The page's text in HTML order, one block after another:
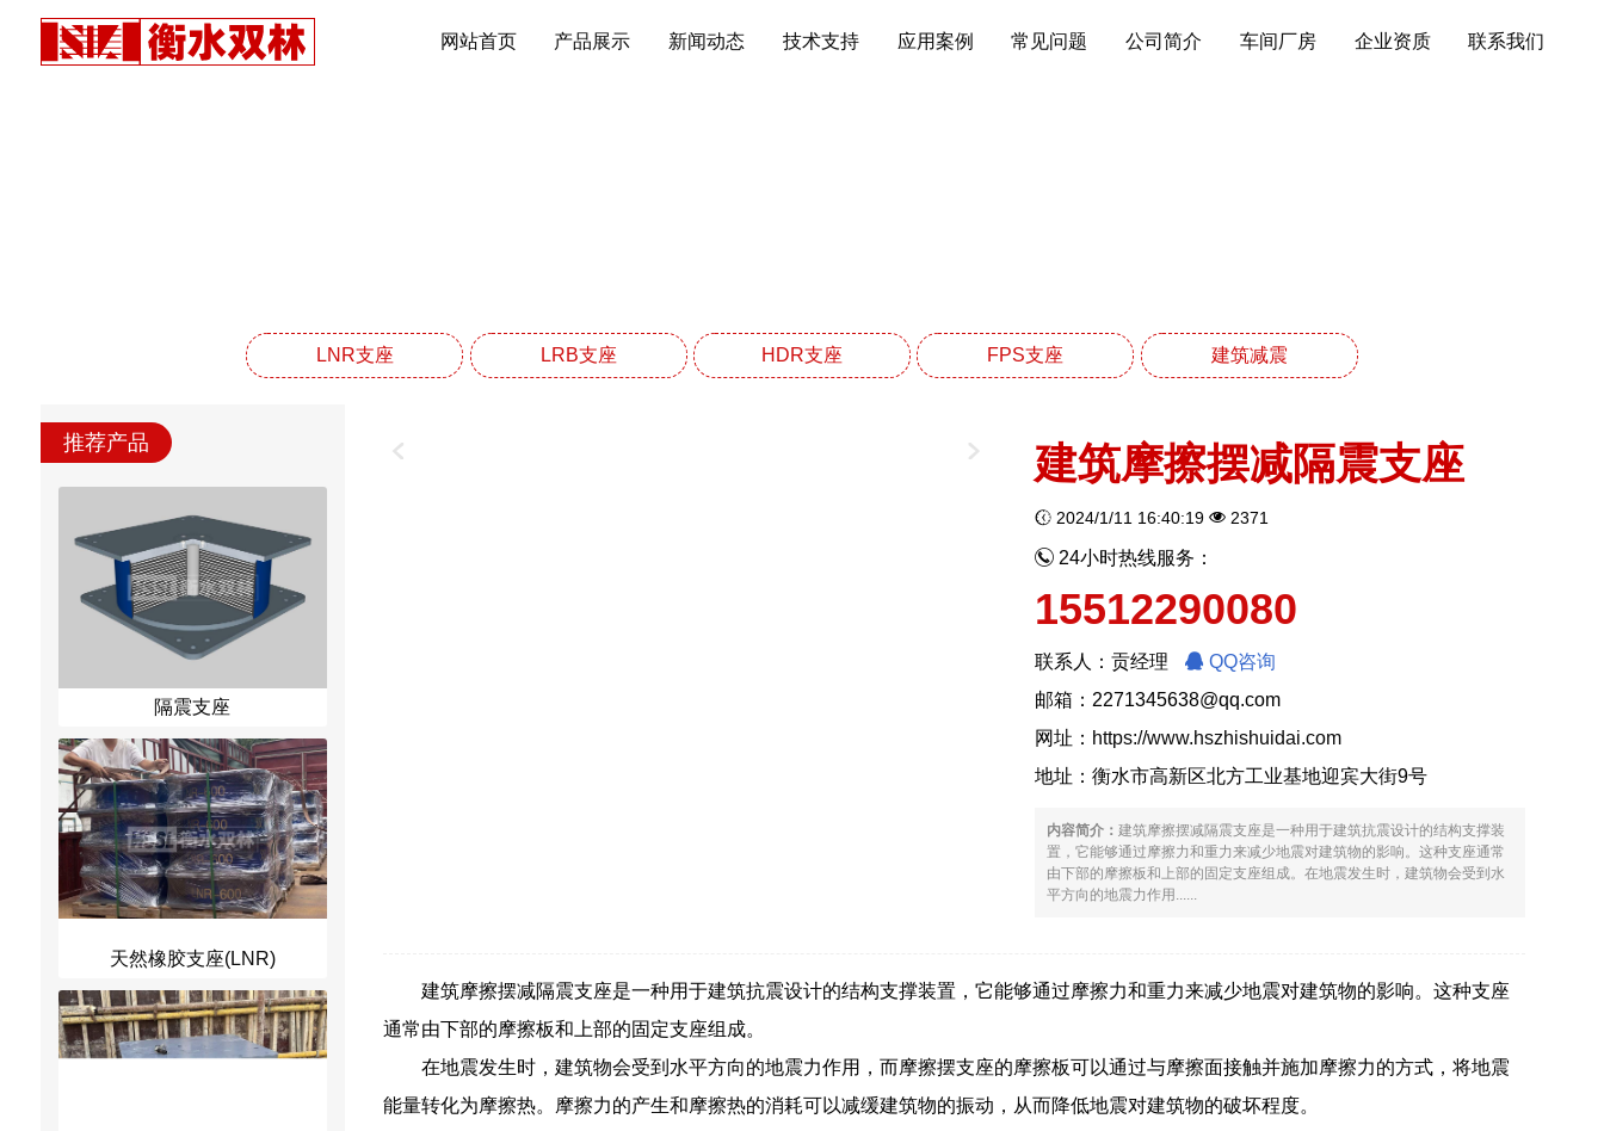
网站首页 产品展示 新闻动态 技术支持 应用案例 常见问题 公司简介 车间厂房 企业资质 联系我们
LNR支座 LRB支座 HDR支座 FPS支座 建筑减震
推荐产品
隔震支座
天然橡胶支座(LNR)
建筑摩擦摆减隔震支座
2024/1/11 16:40:19 2371
24小时热线服务：
15512290080
联系人：贡经理
QQ咨询
邮箱：2271345638@qq.com
网址： https://www.hszhishuidai.com
地址：衡水市高新区北方工业基地迎宾大街9号
内容简介： 建筑摩擦摆减隔震支座是一种用于建筑抗震设计的结构支撑装
置，它能够通过摩擦力和重力来减少地震对建筑物的影响。这种支座通常
由下部的摩擦板和上部的固定支座组成。在地震发生时，建筑物会受到水
平方向的地震力作用......
建筑摩擦摆减隔震支座是一种用于建筑抗震设计的结构支撑装置，它能够通过摩擦力和重力来减少地震对建筑物的影响。这种支座
通常由下部的摩擦板和上部的固定支座组成。
在地震发生时，建筑物会受到水平方向的地震力作用，而摩擦摆支座的摩擦板可以通过与摩擦面接触并施加摩擦力的方式，将地震
能量转化为摩擦热。摩擦力的产生和摩擦热的消耗可以减缓建筑物的振动，从而降低地震对建筑物的破坏程度。